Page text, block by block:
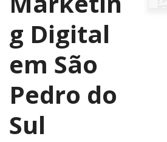
g Digital
em São
Pedro do
Sul